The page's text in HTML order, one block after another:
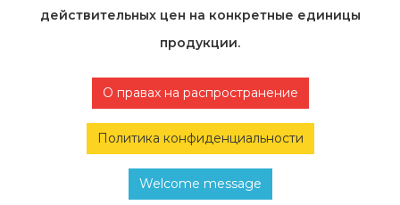
действительных цен на конкретные единицы
продукции.
О правах на распространение
Политика конфиденциальности
Welcome message